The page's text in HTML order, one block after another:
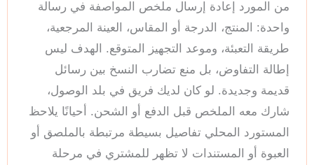
من المورد إعادة إرسال ملخص المواصفة في رسالة
واحدة: المنتج، الدرجة أو المقاس، العينة المرجعية،
طريقة التعبئة، وموعد التجهيز المتوقع. الهدف ليس
إطالة التفاوض، بل منع تضارب النسخ بين رسائل
قديمة وجديدة. لو كان لديك فريق في بلد الوصول،
شارك معه الملخص قبل الدفع أو الشحن. أحيانًا يلاحظ
المستورد المحلي تفاصيل بسيطة مرتبطة بالملصق أو
العبوة أو المستندات لا تظهر للمشتري في مرحلة